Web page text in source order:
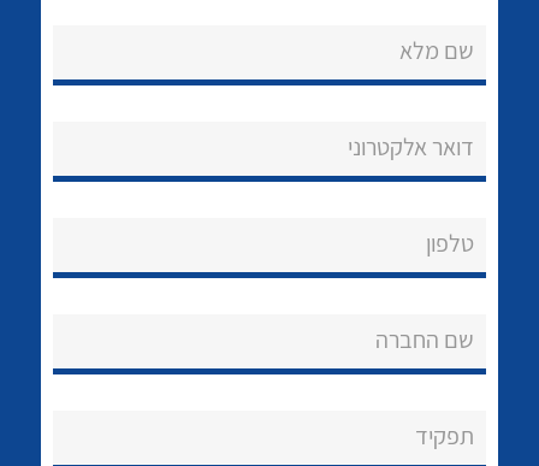
שירותי תמיכה
לכל מוצרי היצרן לכל מוצרי היצרן
שם מלא
דואר אלקטרוני
טלפון
שם החברה
תפקיד